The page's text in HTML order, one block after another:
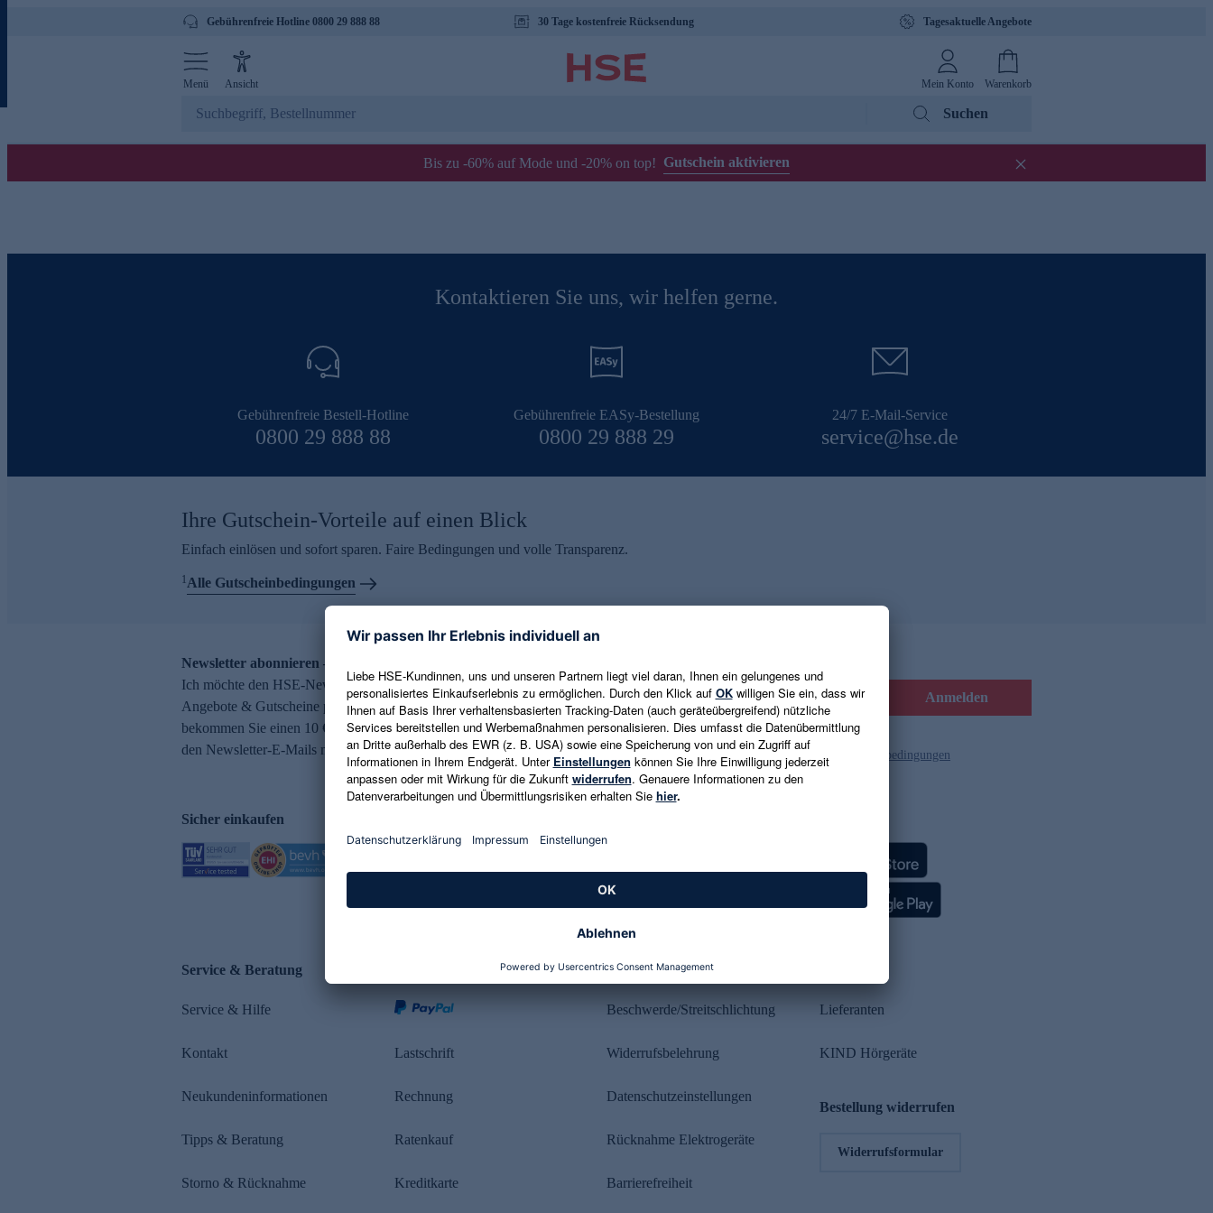
Gebührenfreie Hotline 0800 29 888 88 30 Tage kostenfreie Rücksendung Tagesaktuelle Angebote
Menü Ansicht Mein Konto Warenkorb
Suchen
Bis zu -60% auf Mode und -20% on top! Gutschein aktivieren
Kontaktieren Sie uns, wir helfen gerne.
Gebührenfreie Bestell-Hotline
0800 29 888 88
Gebührenfreie EASy-Bestellung
0800 29 888 29
24/7 E-Mail-Service
service@hse.de
Ihre Gutschein-Vorteile auf einen Blick
Einfach einlösen und sofort sparen. Faire Bedingungen und volle Transparenz.
1Alle Gutscheinbedingungen
Newsletter abonnieren – 10 € Gutschein erhalten
Ich möchte den HSE-Newsletter abonnieren und aktuelle Trends,
Angebote & Gutscheine per E-Mail erhalten. Als Dankeschön
bekommen Sie einen 10 € Gutschein. Eine Abmeldung ist jederzeit in
den Newsletter-E-Mails möglich.
E-Mail-Adresse eingeben Anmelden
Es gelten die Datenschutzrichtlinien und die Gutscheinbedingungen
Sicher einkaufen
Service & Beratung
Service & Hilfe
Kontakt
Neukundeninformationen
Tipps & Beratung
Storno & Rücknahme
Lastschrift
Rechnung
Ratenkauf
Kreditkarte
Rechtliches
Beschwerde/Streitschlichtung
Widerrufsbelehrung
Datenschutzeinstellungen
Rücknahme Elektrogeräte
Barrierefreiheit
Lieferanten
KIND Hörgeräte
Bestellung widerrufen
Widerrufsformular